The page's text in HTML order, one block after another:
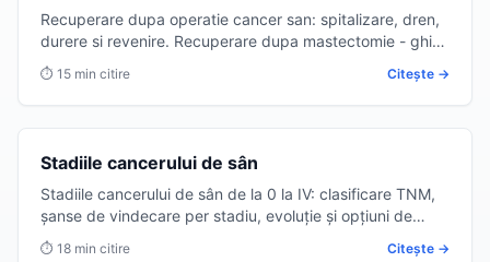
Recuperare dupa operatie cancer san: spitalizare, dren,
durere si revenire. Recuperare dupa mastectomie - ghid
complet zi cu zi.
⏱ 15 min citire Citește →
Cancer de sân
Stadiile cancerului de sân
Stadiile cancerului de sân de la 0 la IV: clasificare TNM,
șanse de vindecare per stadiu, evoluție și opțiuni de
tratament. Ghid complet actualizat 2026.
⏱ 18 min citire Citește →